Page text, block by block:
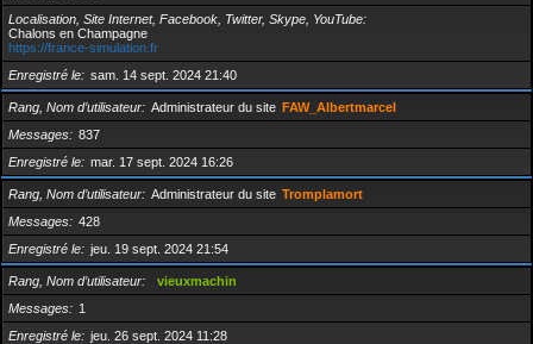
Localisation, Site Internet, Facebook, Twitter, Skype, YouTube
Chalons en Champagne
https://france-simulation.fr
Enregistré le
sam. 14 sept. 2024 21:40
Rang, Nom d’utilisateur Administrateur du site FAW_Albertmarcel
Messages
837
Enregistré le
mar. 17 sept. 2024 16:26
Rang, Nom d’utilisateur Administrateur du site Tromplamort
Messages
428
Enregistré le
jeu. 19 sept. 2024 21:54
Rang, Nom d’utilisateur
vieuxmachin
Messages
1
Enregistré le
jeu. 26 sept. 2024 11:28